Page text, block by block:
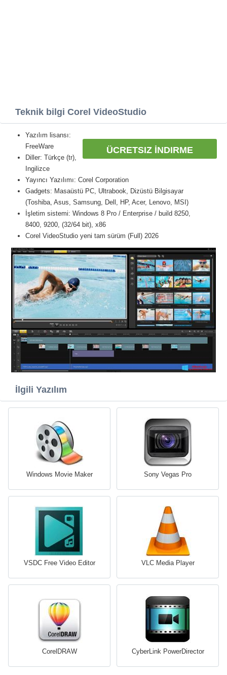
Teknik bilgi Corel VideoStudio
ÜCRETSIZ İNDIRME
Yazılım lisansı:
FreeWare
Diller: Türkçe (tr),
Ingilizce
Yayıncı Yazılımı: Corel Corporation
Gadgets: Masaüstü PC, Ultrabook, Dizüstü Bilgisayar
(Toshiba, Asus, Samsung, Dell, HP, Acer, Lenovo, MSI)
İşletim sistemi: Windows 8 Pro / Enterprise / build 8250,
8400, 9200, (32/64 bit), x86
Corel VideoStudio yeni tam sürüm (Full) 2026
İlgili Yazılım
Windows Movie Maker Sony Vegas Pro
VSDC Free Video Editor VLC Media Player
CorelDRAW CyberLink PowerDirector